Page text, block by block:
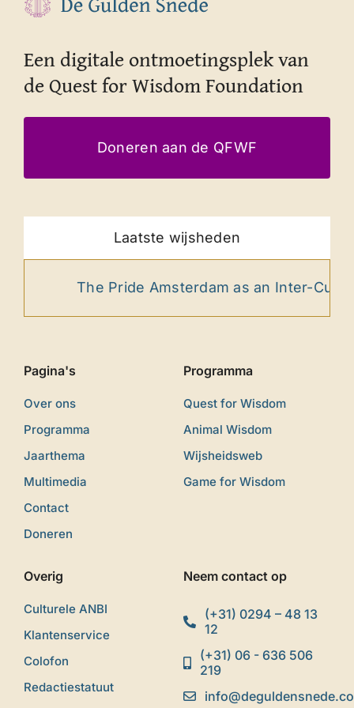
Contact
Een digitale ontmoetingsplek van
de Quest for Wisdom Foundation
Doneren aan de QFWF
Laatste wijsheden
The Pride Amsterdam as an Inter-
Pagina's
Over ons
Programma
Jaarthema
Multimedia
Contact
Doneren
Programma
Quest for Wisdom
Animal Wisdom
Wijsheidsweb
Game for Wisdom
Overig
Culturele ANBI
Klantenservice
Colofon
Redactiestatuut
Neem contact op
(+31) 0294 – 48 13
12
(+31) 06 - 636 506
219